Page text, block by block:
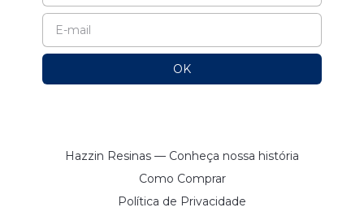
Hazzin Resinas — Conheça nossa história
Como Comprar
Política de Privacidade